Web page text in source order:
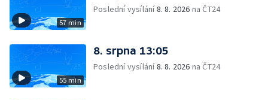
57 min
Poslední vysílání8. 8. 2026 na ČT24
55 min
8. srpna 13:05
Poslední vysílání8. 8. 2026 na ČT24